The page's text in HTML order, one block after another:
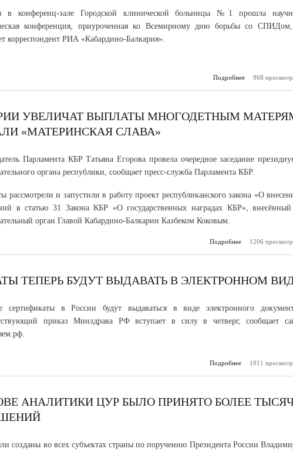
в конференц-зале Городской клинической больницы №1 прошла
конференция, приуроченная ко Всемирному дню борьбы со
корреспондент РИА «Кабардино-Балкария».
Подробнее
о В Нальчике
968
УВЕЛИЧАТ ВЫПЛАТЫ МНОГОДЕТНЫМ
«МАТЕРИНСКАЯ СЛАВА»
Парламента КБР Татьяна Егорова провела очередное заседание
органа республики, сообщает пресс-служба Парламента КБР.
рассмотрели и запустили в работу проект республиканского закона «О
в статью 31 Закона КБР «О государственных наградах КБР»,
орган Главой Кабардино-Балкарии Казбеком Коковым.
Подробнее
о В Кабардино-
1206
ТЕПЕРЬ БУДУТ ВЫДАВАТЬ В ЭЛЕКТРОННОМ
сертификаты в России будут выдаваться в виде электронного
приказ Минздрава РФ вступает в силу в четверг, сообщает
Подробнее
о Родовые
1011
АНАЛИТИКИ ЦУР БЫЛО ПРИНЯТО БОЛЕЕ
созданы во всех субъектах страны по поручению Президента России